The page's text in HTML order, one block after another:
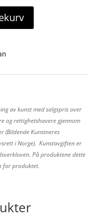
av kunst med salgspris over
og rettighetshavere gjennom
(Bildende Kunstneres
i Norge). Kunstavgiften er
På produktene dette
for produktet.